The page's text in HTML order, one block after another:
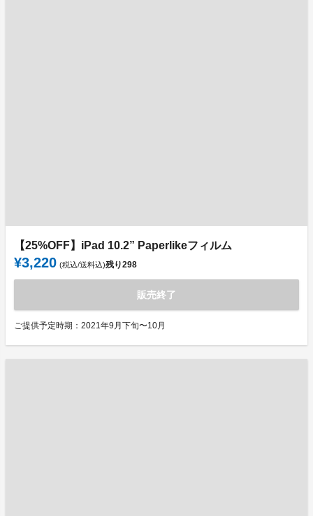
【25%OFF】iPad 10.2” Paperlikeフィルム
¥3,220 (税込/送料込)残り298
販売終了
ご提供予定時期：2021年9月下旬〜10月